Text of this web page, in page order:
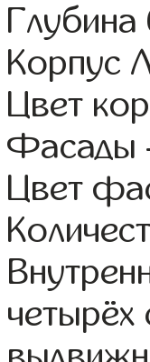
Корпус
Цвет
Фасады
Цвет
четырёх